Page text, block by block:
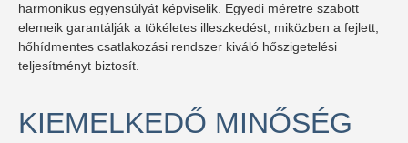
harmonikus egyensúlyát képviselik. Egyedi méretre szabott
elemeik garantálják a tökéletes illeszkedést, miközben a fejlett,
hőhídmentes csatlakozási rendszer kiváló hőszigetelési
teljesítményt biztosít.
KIEMELKEDŐ MINŐSÉG